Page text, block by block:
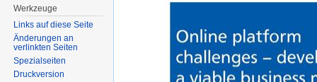
Werkzeuge
Links auf diese Seite
Änderungen an
verlinkten Seiten
Spezialseiten
Druckversion